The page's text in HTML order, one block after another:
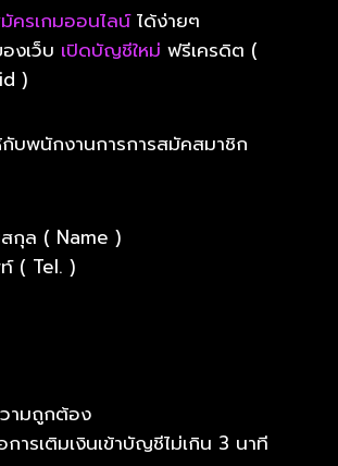
ครเกมออนไลน์ได้ง่ายๆ
งเว็บ เปิดบัญชีใหม่ ฟรีเครดิต (
)
บพนักงานการการสมัคสมาชิก
กุล ( Name )
( Tel. )
ามถูกต้อง
การเติมเงินเข้าบัญชีไม่เกิน 3 นาที